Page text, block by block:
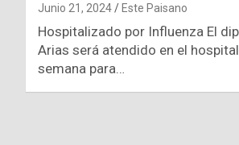
Junio 21, 2024 Este Paisano
Hospitalizado por Influenza El
Arias será atendido en el
semana para…